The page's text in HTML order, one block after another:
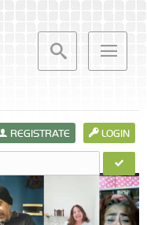
LOGIN
REGISTRATE